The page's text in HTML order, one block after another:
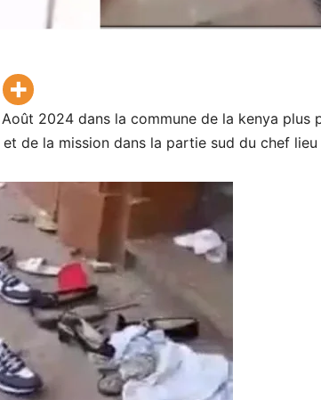
2024 dans la commune de la kenya plus
de la mission dans la partie sud du chef lieu